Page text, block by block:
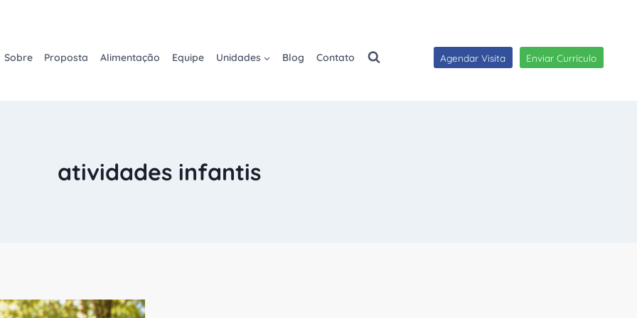
Sobre Proposta Alimentação Equipe Unidades Blog Contato Agendar Visita Enviar Currículo
atividades infantis